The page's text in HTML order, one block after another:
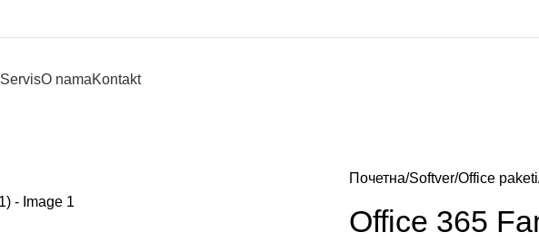
ServisO namaKontakt
Почетна Softver Office paketi
Office 365